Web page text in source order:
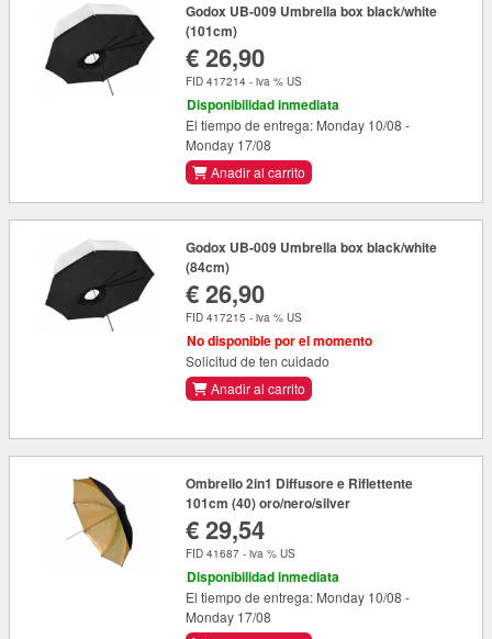
Godox UB-009 Umbrella box black/white
(101cm)
€ 26,90
FID 417214 - iva % US
Disponibilidad inmediata
El tiempo de entrega: Monday 10/08 -
Monday 17/08
Anadir al carrito
Godox UB-009 Umbrella box black/white
(84cm)
€ 26,90
FID 417215 - iva % US
No disponible por el momento
Solicitud de ten cuidado
Anadir al carrito
Ombrello 2in1 Diffusore e Riflettente
101cm (40) oro/nero/silver
€ 29,54
FID 41687 - iva % US
Disponibilidad inmediata
El tiempo de entrega: Monday 10/08 -
Monday 17/08